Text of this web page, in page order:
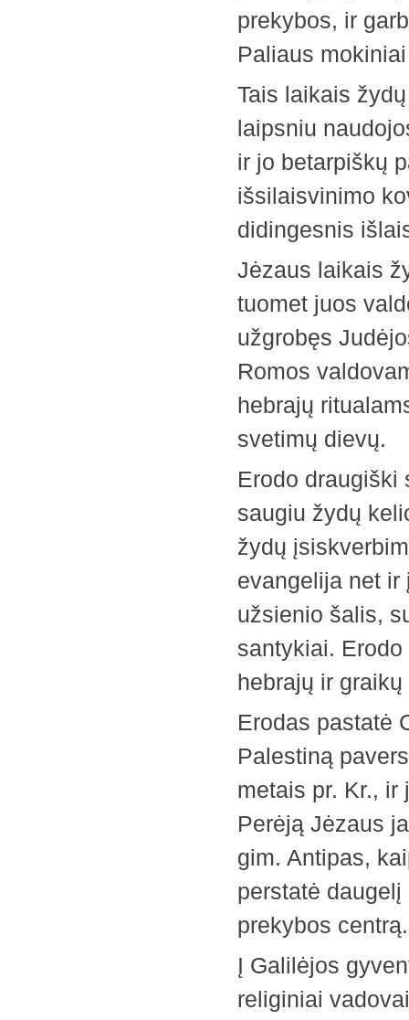
prekybos, ir
Paliaus
Tais laikais
laipsniu
ir jo betarpiškų
išsilaisvinimo
didingesnis
Jėzaus laikais
tuomet juos
užgrobęs
Romos
hebrajų
svetimų dievų.
Erodo draugiški
saugiu žydų
žydų
evangelija net
užsienio šalis,
santykiai.
hebrajų ir
Erodas pastatė
Palestiną
metais pr. Kr., ir
Perėją Jėzaus
gim. Antipas,
perstatė
prekybos centrą.
Į Galilėjos
religiniai